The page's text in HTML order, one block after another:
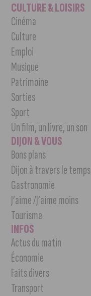
CULTURE & LOISIRS
Cinéma
Culture
Emploi
Musique
Patrimoine
Sorties
Sport
Un film, un livre, un son
DIJON & VOUS
Bons plans
Dijon à travers le temps
Gastronomie
J’aime /J’aime moins
Tourisme
INFOS
Actus du matin
Économie
Faits divers
Transport